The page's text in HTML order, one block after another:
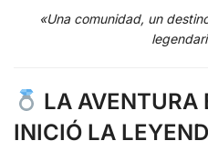
«Una comunidad, un
LA AVENTURA
INICIÓ LA